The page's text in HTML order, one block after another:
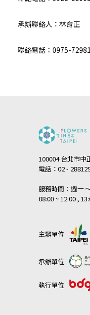
承辦聯絡人：林育正
聯絡電話：0975-
100004 台北市中
電話：02 -
服務時間：週一
08:00 ~ 12:00 ,
主辦單位
承辦單位
執行單位